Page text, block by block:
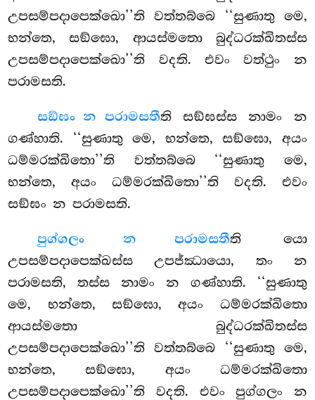
උපසම්පදාපෙක්ඛො’’ති වත්තබ්බෙ ‘‘සුණාතු මෙ,
භන්තෙ, සඞ්ඝො, ආයස්මතො බුද්ධරක්ඛිතස්ස
උපසම්පදාපෙක්ඛො’’ති වදති. එවං වත්ථුං න
පරාමසති.
සඞ්ඝං න පරාමසතීති සඞ්ඝස්ස නාමං න
ගණ්හාති. ‘‘සුණාතු මෙ, භන්තෙ, සඞ්ඝො, අයං
ධම්මරක්ඛිතො’’ති වත්තබ්බෙ ‘‘සුණාතු මෙ,
භන්තෙ, අයං ධම්මරක්ඛිතො’’ති වදති. එවං
සඞ්ඝං න පරාමසති.
පුග්ගලං න පරාමසතීති යො
උපසම්පදාපෙක්ඛස්ස උපජ්ඣායො, තං න
පරාමසති, තස්ස නාමං න ගණ්හාති. ‘‘සුණාතු
මෙ, භන්තෙ, සඞ්ඝො, අයං ධම්මරක්ඛිතො
ආයස්මතො බුද්ධරක්ඛිතස්ස
උපසම්පදාපෙක්ඛො’’ති වත්තබ්බෙ ‘‘සුණාතු මෙ,
භන්තෙ, සඞ්ඝො, අයං ධම්මරක්ඛිතො
උපසම්පදාපෙක්ඛො’’ති වදති. එවං පුග්ගලං න